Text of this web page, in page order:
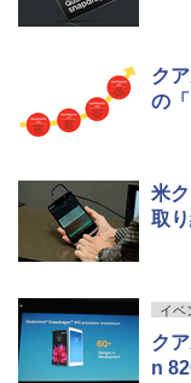
ク
の
米
取
イベ
ク
n